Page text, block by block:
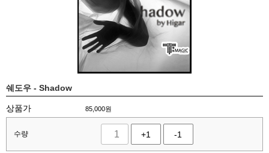
쉐도우 - Shadow
상품가 85,000원
수량 +1 -1